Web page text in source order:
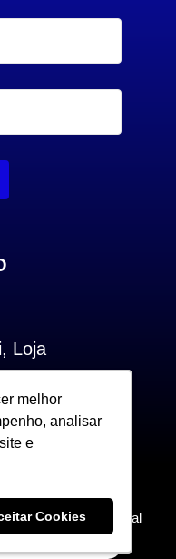
melhor
analisar
e
Cookies
melhor
analisar
e
Cookies
Loja
Reservados |
de Marketing Digital